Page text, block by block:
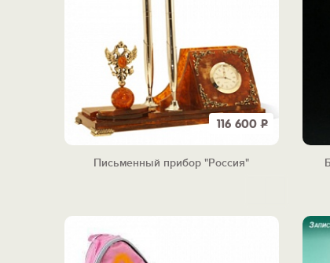
116 600Р
Письменный прибор "Россия"